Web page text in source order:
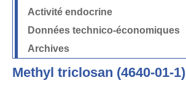
Activité endocrine
Données technico-économiques
Archives
Methyl triclosan (4640-01-1)